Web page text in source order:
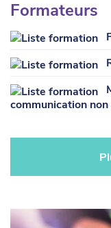
Formateurs
communication